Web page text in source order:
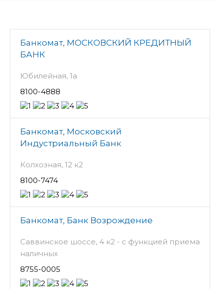
Банкомат, МОСКОВСКИЙ КРЕДИТНЫЙ
БАНК
Юбилейная, 1а
8100-4888
Банкомат, Московский
Индустриальный Банк
Колхозная, 12 к2
8100-7474
Банкомат, Банк Возрождение
Саввинское шоссе, 4 к2 - с функцией приема
наличных
8755-0005